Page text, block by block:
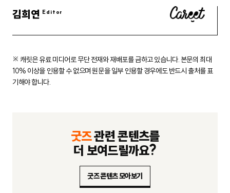
김희연
※ 캐릿은 유료 미디어로 무단 전재와 재배포를 금하고 있습니다. 본문의 최대
10% 이상을 인용할 수 없으며 원문을 일부 인용할 경우에도 반드시 출처를 표
기해야 합니다.
굿즈관련 콘텐츠를
더 보여드릴까요?
굿즈 콘텐츠 모아보기